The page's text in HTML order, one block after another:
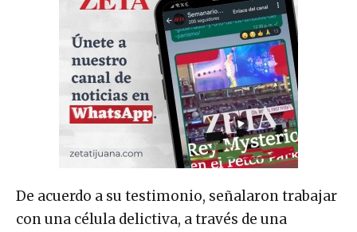
De acuerdo a su testimonio, señalaron trabajar
con una célula delictiva, a través de una